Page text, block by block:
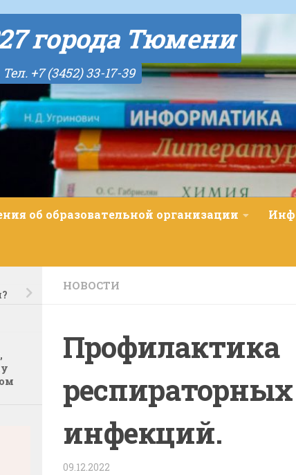
города Тюмени
+7 (3452) 33-17-39
об образовательной организации
НОВОСТИ
Профилактика
инфекций.
09.12.2022